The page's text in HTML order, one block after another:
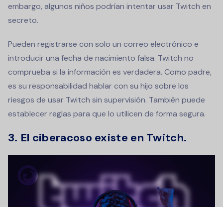
embargo, algunos niños podrían intentar usar Twitch en
secreto.
Pueden registrarse con solo un correo electrónico e
introducir una fecha de nacimiento falsa. Twitch no
comprueba si la información es verdadera. Como padre,
es su responsabilidad hablar con su hijo sobre los
riesgos de usar Twitch sin supervisión. También puede
establecer reglas para que lo utilicen de forma segura.
3. El ciberacoso existe en Twitch.